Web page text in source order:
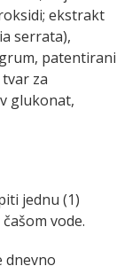
ekstrakt
serrata),
patentirani
za
glukonat,
jednu (1)
vode.
dnevno